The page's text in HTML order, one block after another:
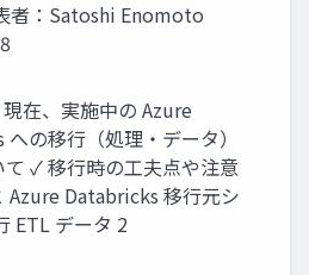
者：Satoshi Enomoto
現在、実施中の Azure
の移行（処理・データ）
✓ 移行時の工夫点や注意
Azure Databricks 移行元シ
ETL データ 2